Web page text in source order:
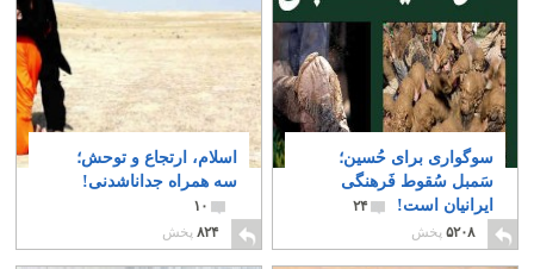
سوگواری برای حُسین؛
سَمبل سُقوط فَرهنگی
ایرانیان است!
۲۴
۵۲۰۸ پخش
اسلام، ارتجاع و توحش؛
سه همراه جداناشدنی!
۱۰
۸۲۴ پخش